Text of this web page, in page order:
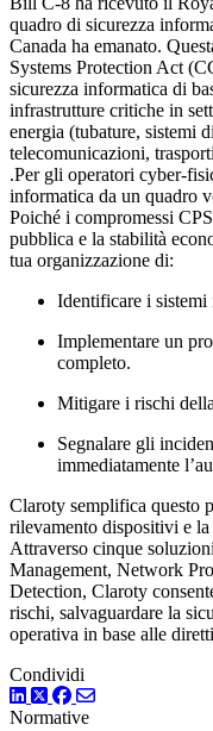
quadro di sicurezza
Canada ha emanato.
Systems Protection Act
sicurezza informatica di
infrastrutture critiche in
energia (tubature, sistemi
telecomunicazioni,
.Per gli operatori cyber-
informatica da un quadro
Poiché i compromessi
pubblica e la stabilità
tua organizzazione di:
Identificare i
Implementare un
completo.
Mitigare i rischi
Segnalare gli
immediatamente
Claroty semplifica questo
rilevamento dispositivi e
Attraverso cinque
Management, Network
Detection, Claroty
rischi, salvaguardare la
operativa in base alle
Condividi
LinkedIn
TwitterFacebook
Normative